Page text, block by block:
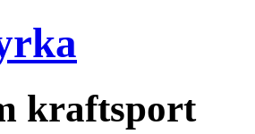
kraftsport